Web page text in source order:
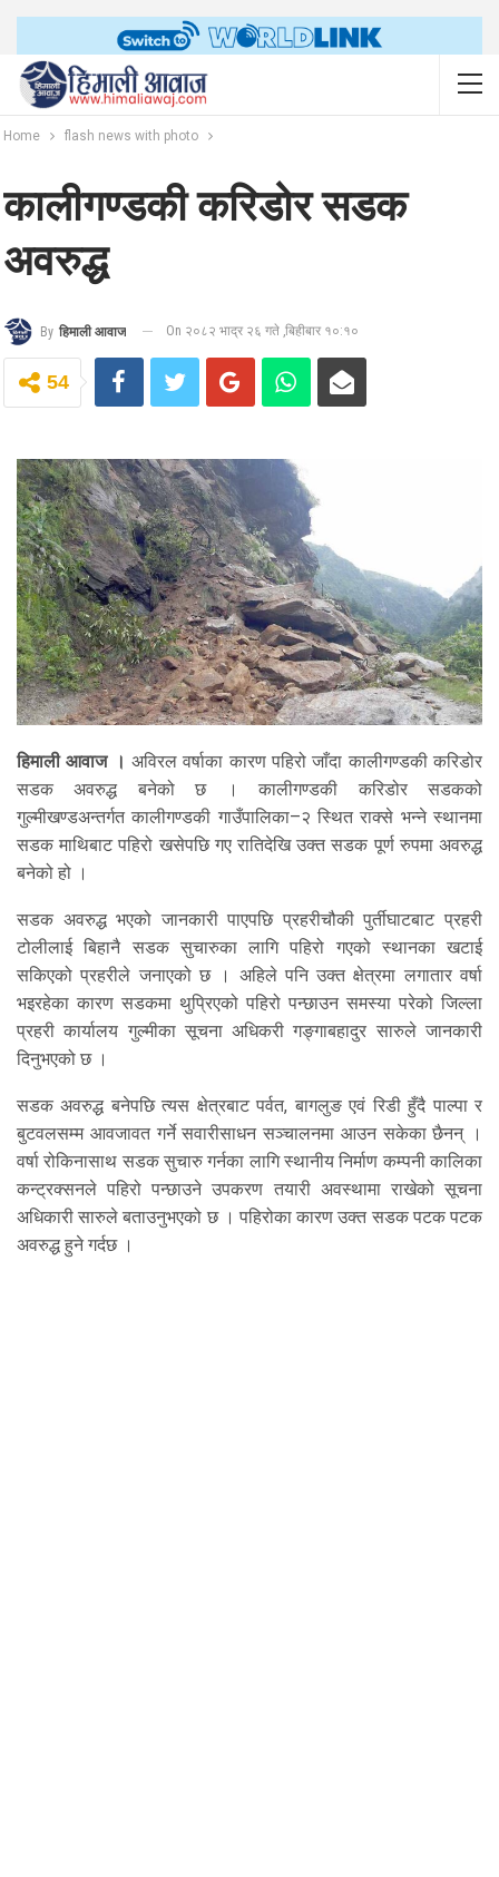
Home flash news with photo
कालीगण्डकी करिडोर सडक
अवरुद्ध
By हिमाली आवाज On २०८२ भाद्र २६ गते ,बिहीबार १०:१०
54
हिमाली आवाज । अविरल वर्षाका कारण पहिरो जाँदा कालीगण्डकी करिडोर
सडक अवरुद्ध बनेको छ । कालीगण्डकी करिडोर सडकको
गुल्मीखण्डअन्तर्गत कालीगण्डकी गाउँपालिका–२ स्थित राक्से भन्ने स्थानमा
सडक माथिबाट पहिरो खसेपछि गए रातिदेखि उक्त सडक पूर्ण रुपमा अवरुद्ध
बनेको हो ।
सडक अवरुद्ध भएको जानकारी पाएपछि प्रहरीचौकी पुर्तीघाटबाट प्रहरी
टोलीलाई बिहानै सडक सुचारुका लागि पहिरो गएको स्थानका खटाई
सकिएको प्रहरीले जनाएको छ । अहिले पनि उक्त क्षेत्रमा लगातार वर्षा
भइरहेका कारण सडकमा थुप्रिएको पहिरो पन्छाउन समस्या परेको जिल्ला
प्रहरी कार्यालय गुल्मीका सूचना अधिकरी गङ्गाबहादुर सारुले जानकारी
दिनुभएको छ ।
सडक अवरुद्ध बनेपछि त्यस क्षेत्रबाट पर्वत, बागलुङ एवं रिडी हुँदै पाल्पा र
बुटवलसम्म आवजावत गर्ने सवारीसाधन सञ्चालनमा आउन सकेका छैनन् ।
वर्षा रोकिनासाथ सडक सुचारु गर्नका लागि स्थानीय निर्माण कम्पनी कालिका
कन्ट्रक्सनले पहिरो पन्छाउने उपकरण तयारी अवस्थामा राखेको सूचना
अधिकारी सारुले बताउनुभएको छ । पहिरोका कारण उक्त सडक पटक पटक
अवरुद्ध हुने गर्दछ ।